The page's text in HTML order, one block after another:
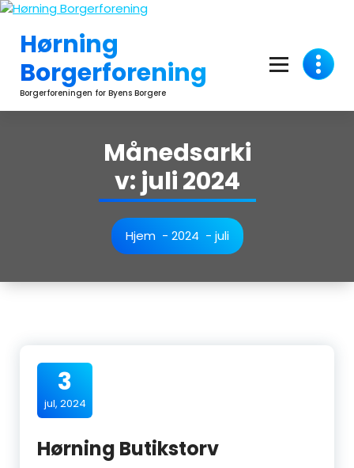
Videre
indholdHørning
Borgerforening
Borgerforeningen for Byens Borgere
Månedsarki
v: juli 2024
Hjem- 2024 - juli
3
jul, 2024
Hørning Butikstorv